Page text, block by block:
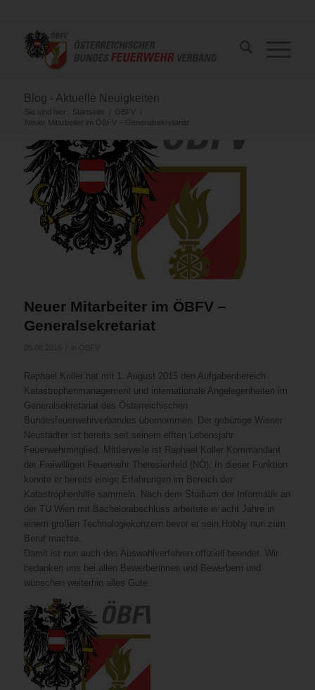
Blog - Aktuelle Neuigkeiten
Sie sind hier: Startseite / ÖBFV
/
Neuer Mitarbeiter im ÖBFV – Generalsekretariat
Neuer Mitarbeiter im ÖBFV –
Generalsekretariat
Raphael Koller hat mit 1. August 2015 den Aufgabenbereich
Katastrophenmanagement und internationale Angelegenheiten im
Generalsekretariat des Österreichischen
Bundesfeuerwehrverbandes übernommen. Der gebürtige Wiener
Neustädter ist bereits seit seinem elften Lebensjahr
Feuerwehrmitglied. Mittlerweile ist Raphael Koller Kommandant
der Freiwilligen Feuerwehr Theresienfeld (NÖ). In dieser Funktion
konnte er bereits einige Erfahrungen im Bereich der
Katastrophenhilfe sammeln. Nach dem Studium der Informatik an
der TU Wien mit Bachelorabschluss arbeitete er acht Jahre in
einem großen Technologiekonzern bevor er sein Hobby nun zum
Beruf machte.
Damit ist nun auch das Auswahlverfahren offiziell beendet. Wir
bedanken uns bei allen Bewerberinnen und Bewerbern und
wünschen weiterhin alles Gute.